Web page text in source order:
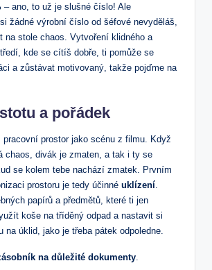
– ano, to už je slušné číslo! Ale
žádné výrobní číslo od šéfové nevyděláš,
na stole chaos. Vytvoření klidného a
kde se cítíš dobře, ti pomůže se
a zůstávat motivovaný, takže pojďme na
a pořádek
pracovní prostor jako scénu z filmu. Když
chaos, divák je zmaten, a tak i ty se
se kolem tebe nachází zmatek. Prvním
prostoru je tedy účinné uklízení.
papírů a předmětů, které ti jen
koše na tříděný odpad a nastavit si
na úklid, jako je třeba pátek odpoledne.
na důležité dokumenty.